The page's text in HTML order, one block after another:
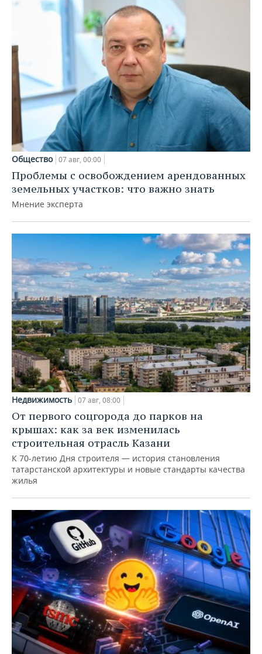
Общество 07 авг, 00:00
Проблемы с освобождением арендованных
земельных участков: что важно знать
Мнение эксперта
Недвижимость 07 авг, 08:00
От первого соцгорода до парков на
крышах: как за век изменилась
строительная отрасль Казани
К 70-летию Дня строителя — история становления
татарстанской архитектуры и новые стандарты качества
жилья